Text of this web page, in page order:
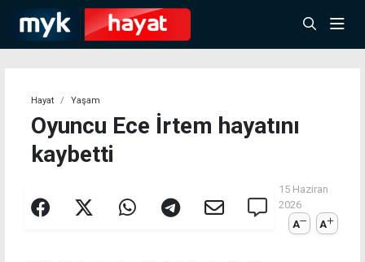
Hayat Yaşam
Oyuncu Ece İrtem hayatını
kaybetti
15 Haziran
2026
A
A